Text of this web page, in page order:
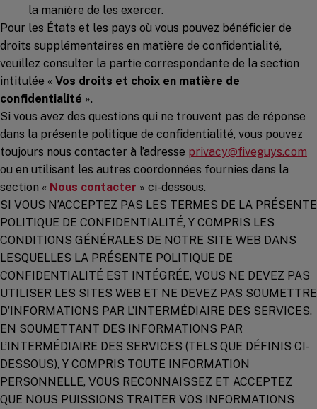
la manière de les exercer.
Pour les États et les pays où vous pouvez bénéficier de
droits supplémentaires en matière de confidentialité,
veuillez consulter la partie correspondante de la section
intitulée « Vos droits et choix en matière de
confidentialité ».
Si vous avez des questions qui ne trouvent pas de réponse
dans la présente politique de confidentialité, vous pouvez
toujours nous contacter à l’adresse privacy@fiveguys.com
ou en utilisant les autres coordonnées fournies dans la
section « Nous contacter » ci-dessous.
SI VOUS N’ACCEPTEZ PAS LES TERMES DE LA PRÉSENTE
POLITIQUE DE CONFIDENTIALITÉ, Y COMPRIS LES
CONDITIONS GÉNÉRALES DE NOTRE SITE WEB DANS
LESQUELLES LA PRÉSENTE POLITIQUE DE
CONFIDENTIALITÉ EST INTÉGRÉE, VOUS NE DEVEZ PAS
UTILISER LES SITES WEB ET NE DEVEZ PAS SOUMETTRE
D’INFORMATIONS PAR L’INTERMÉDIAIRE DES SERVICES.
EN SOUMETTANT DES INFORMATIONS PAR
L’INTERMÉDIAIRE DES SERVICES (TELS QUE DÉFINIS CI-
DESSOUS), Y COMPRIS TOUTE INFORMATION
PERSONNELLE, VOUS RECONNAISSEZ ET ACCEPTEZ
QUE NOUS PUISSIONS TRAITER VOS INFORMATIONS